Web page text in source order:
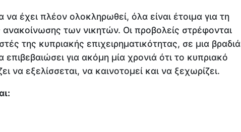
έχει πλέον ολοκληρωθεί, όλα είναι έτοιμα για τη
ανακοίνωσης των νικητών. Οι προβολείς στρέφονται
της κυπριακής επιχειρηματικότητας, σε μια βραδιά
για ακόμη μία χρονιά ότι το κυπριακό
να εξελίσσεται, να καινοτομεί και να ξεχωρίζει.